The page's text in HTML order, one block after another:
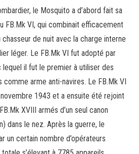
le Mosquito a d’abord fait sa
FB.Mk VI, qui combinait efficacement
chasseur de nuit avec la charge interne
léger. Le FB.Mk VI fut adopté par
lequel il fut le premier à utiliser des
arme anti-navires. Le FB.Mk VI
1943 et a ensuite été rejoint
XVIII armés d’un seul canon
dans le nez. Après la guerre, le
un certain nombre d’opérateurs